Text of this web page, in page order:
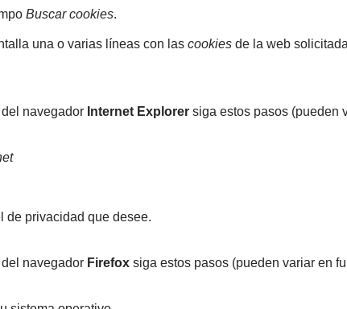
Buscar cookies.
una o varias líneas con las cookies de la web
del navegador Internet Explorer siga estos pasos (pueden
de privacidad que desee.
del navegador Firefox siga estos pasos (pueden variar en